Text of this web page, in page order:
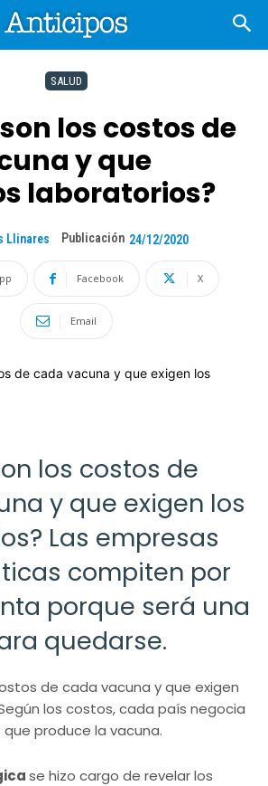
SALUD
los costos de
y que
laboratorios?
Llinares Publicación 24/12/2020
Facebook X
Email
los costos de
y que exigen los
Las empresas
compiten por
porque será una
quedarse.
de cada vacuna y que exigen
los costos, cada país negocia
produce la vacuna.
se hizo cargo de revelar los